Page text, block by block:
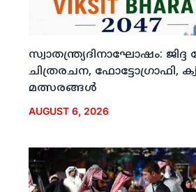
സ്വാതന്ത്ര്യദിനാഘോഷം:
ചിത്രരചന, ഫോട്ടോഗ്രാഫി,
മത്സരങ്ങള്‍
AUGUST 6, 2026